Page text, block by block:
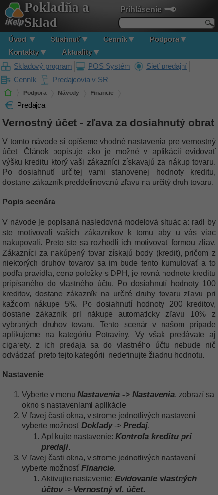
Prihlásenie
Pokladňa a
Sklad
Úvod Stiahnuť Cenník
Podpora
Kontakty
Aktuality
Skladový program
POS Systém
Sieť predajní
Cenník
Predajcovia v SR
Podpora Návody Financie
Vernostný účet - zľava za dosiahnutý obrat
Predajca
Vernostný účet - zľava za dosiahnutý obrat
V tomto návode si opíšeme vhodné nastavenia pre vernostný
účet. Článok popisuje ako je možné v aplikácii evidovať
výšku kreditu ktorý vaši zákazníci získavajú za nákup tovaru.
Po dosiahnutí určitej vami stanovenej hodnoty kreditu,
dostane zákazník preddefinovanú zľavu na určitý druh tovaru.
Popis scenára
V návode je popísaná nasledovná modelová situácia: radi by
ste motivovali vašich zákazníkov k tomu aby u vás viac
nakupovali. Preto ste sa rozhodli ich motivovať formou zliav.
Zákazníci za nakúpený tovar získajú body (kredit), pričom z
niektorých druhov tovarov sa im bude tento kumulovať a to
podľa pravidla, cena položky s DPH, je rovná hodnote kreditu
pripísaného do vlastného účtu. Po dosiahnutí hodnoty 100
kreditov, dostane zákazník na určité druhy tovaru zľavu pri
každom nákupe 5%. Po dosiahnutí hodnoty 200 kreditov,
dostane zákazník pri nákupe automaticky zľavu 10% z
vybraných druhov tovaru. Tento scenár v našom prípade
aplikujeme na kategóriu Potraviny. Vy však predávate aj
cigarety, z ich predaja sa do vlastného účtu nebude nič
odvádzať, preto tejto kategórii nedefinujte žiadnu hodnotu.
Nastavenie
Vyberte v menu Nastavenia -> Nastavenia, zobrazí sa
okno s nastaveniami aplikácie.
V ľavej časti okna, v strome jednotlivých nastavení
vyberte možnosť Doklady-> Predaj.
Aplikujte nastavenie: Kontrola kreditu pri
predaji.
V ľavej časti okna, v strome jednotlivých nastavení
vyberte možnosť Financie.
Aktivujte nastavenie: Evidovanie vlastných
účtov-> Vernostný vl. účet.